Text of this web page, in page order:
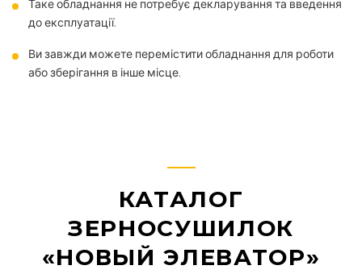
Таке обладнання не потребує декларування та введення
до експлуатації.
Ви завжди можете перемістити обладнання для роботи
або зберігання в інше місце.
КАТАЛОГ
ЗЕРНОСУШИЛОК
«НОВЫЙ ЭЛЕВАТОР»